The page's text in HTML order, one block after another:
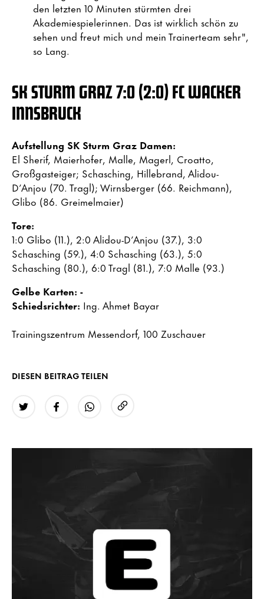
den letzten 10 Minuten stürmten drei
Akademiespielerinnen. Das ist wirklich schön zu
sehen und freut mich und mein Trainerteam sehr",
so Lang.
SK STURM GRAZ 7:0 (2:0) FC WACKER
INNSBRUCK
Aufstellung SK Sturm Graz Damen:
El Sherif, Maierhofer, Malle, Magerl, Croatto,
Großgasteiger; Schasching, Hillebrand, Alidou-
D’Anjou (70. Tragl); Wirnsberger (66. Reichmann),
Glibo (86. Greimelmaier)
Tore:
1:0 Glibo (11.), 2:0 Alidou-D’Anjou (37.), 3:0
Schasching (59.), 4:0 Schasching (63.), 5:0
Schasching (80.), 6:0 Tragl (81.), 7:0 Malle (93.)
Gelbe Karten: -
Schiedsrichter: Ing. Ahmet Bayar
Trainingszentrum Messendorf, 100 Zuschauer
DIESEN BEITRAG TEILEN